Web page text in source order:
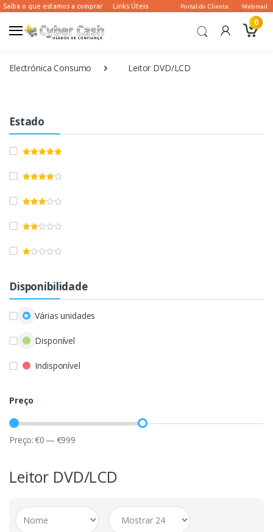
0
Electrónica Consumo Leitor DVD/LCD
Estado
Disponibilidade
Várias unidades
Disponível
Indisponível
Preço
Preço:€0 — €999
Leitor DVD/LCD